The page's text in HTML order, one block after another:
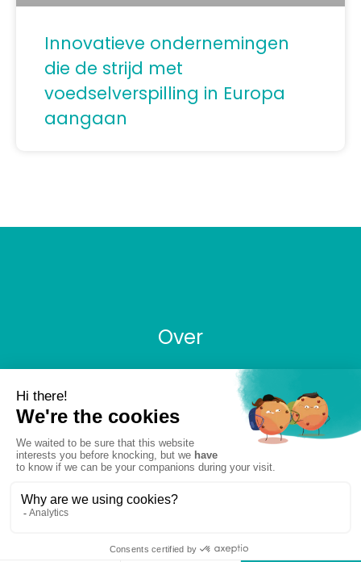
Innovatieve ondernemingen
die de strijd met
voedselverspilling in Europa
aangaan
Over
Wettelijke Vermeldingen
Cookie Management
Europese Burgerruimte
Eurometropool
© 2024 Eurométropole Lille-Kortrijk-Tournai